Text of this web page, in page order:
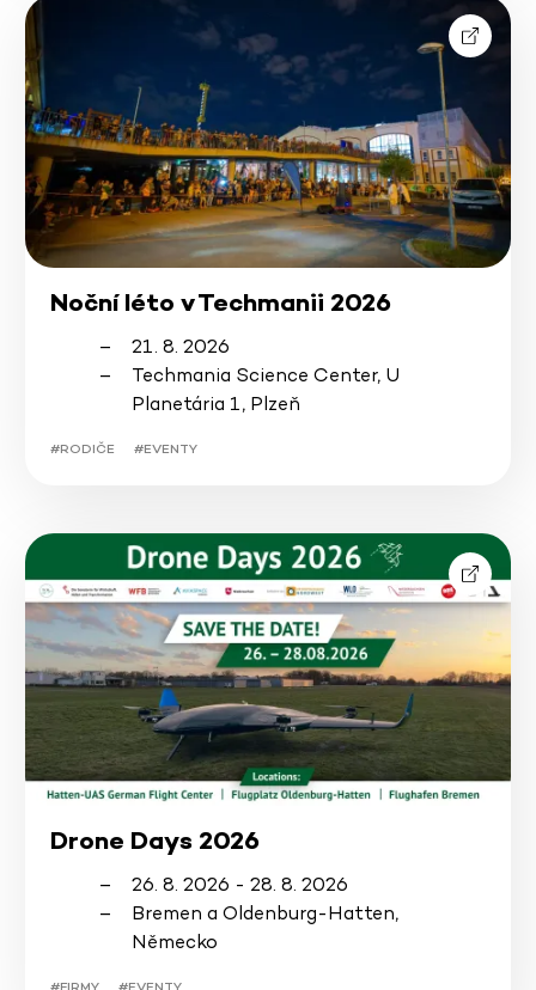
Noční léto v Techmanii 2026
21. 8. 2026
Techmania Science Center, U
Planetária 1, Plzeň
#RODIČE #EVENTY
Drone Days 2026
26. 8. 2026 - 28. 8. 2026
Bremen a Oldenburg-Hatten,
Německo